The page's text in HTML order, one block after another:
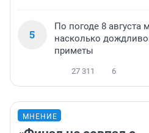
5
По погоде 8 августа
насколько
приметы
27 311 6
МНЕНИЕ